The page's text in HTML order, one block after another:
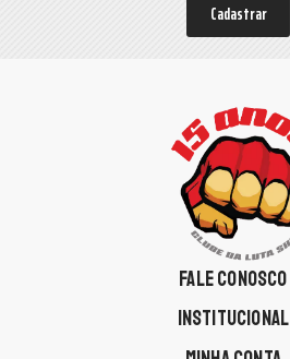
Cadastrar
FALE CONOSCO
INSTITUCIONAL